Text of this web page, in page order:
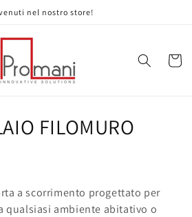
nel nostro store!
Carrello
FILOMURO
a scorrimento progettato per
qualsiasi ambiente abitativo o